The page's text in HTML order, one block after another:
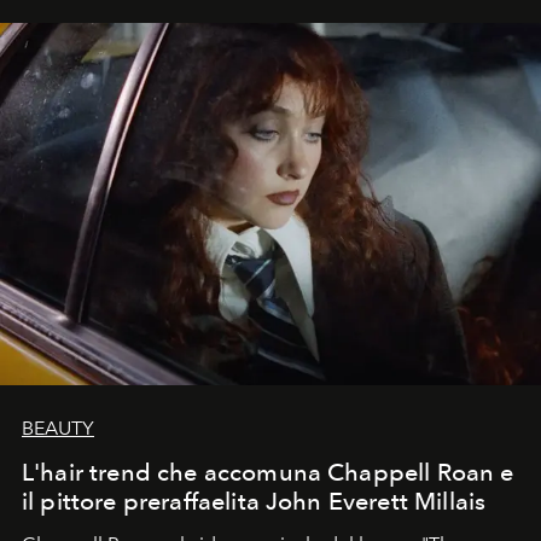
BEAUTY
L'hair trend che accomuna Chappell Roan e
il pittore preraffaelita John Everett Millais